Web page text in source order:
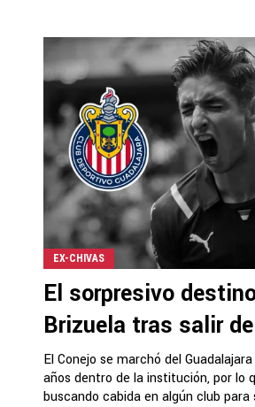
EX-CHIVAS
El sorpresivo
Brizuela tras salir
El Conejo se marchó del
años dentro de la institución, por lo
buscando cabida en algún club para